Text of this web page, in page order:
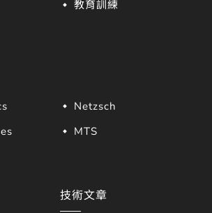
教育訓練
Netzsch
MTS
技術文章